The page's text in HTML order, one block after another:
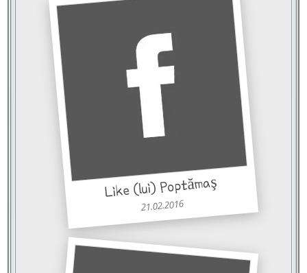
Like (lui) Poptămaş
21.02.2016